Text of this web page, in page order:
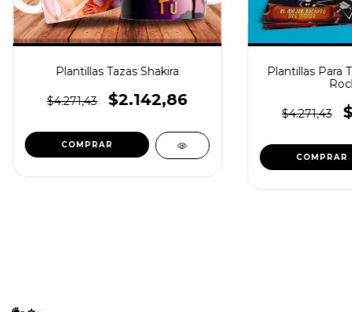
Plantillas Tazas Shakira
$4.271,43 $2.142,86
Plantillas Para
$4.271,43